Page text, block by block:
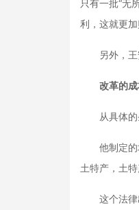
只有一批“无
利，这就更
另外，王安
改革的
从具体的条
他制定的均
土特产，土
这个法律出